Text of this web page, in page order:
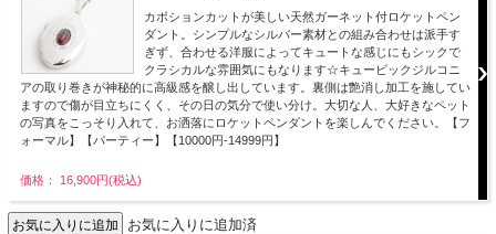
カボションカットが美しい天然ガーネット付ロケットペン
ダント。シンプルなシルバー素材との組み合わせは派手す
ぎず、合わせる洋服によってキュートな感じにもシックで
クラシカルな雰囲気にもなります☆キュービックジルコニ
アの取り巻きが神秘的に高級感を醸し出しています。裏側は艶消し加工を施してい
ますので傷が目立ちにくく、その日の気分で使い分け。大切な人、大好きなペット
の写真をこっそり入れて、お洒落にロケットペンダントを楽しんでください。【フ
ォーマル】【パーティー】【10000円-14999円】
価格： 16,900円(税込)
お気に入りに追加済